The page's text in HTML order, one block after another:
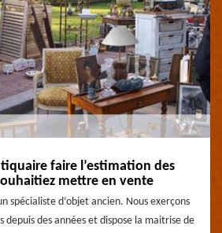
faire l’estimation des
mettre en vente
spécialiste d’objet ancien. Nous exerçons
des années et dispose la maitrise de